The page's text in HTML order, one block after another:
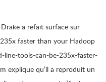
a refait surface sur
faster than your Hadoop
line-tools-can-be-235x-faster-
explique qu’il a reproduit un